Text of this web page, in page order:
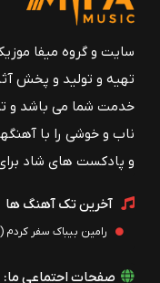
تهیه و تولید و پخش
خدمت شما می باشد و
ناب و خوشی را با
و پادکست های شاد
آخرین تک آهنگ ها
رامین بیباک سفر کردم
صفحات اجتماعی ما: